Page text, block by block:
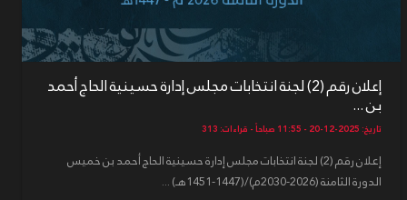
إعلان رقم (2) لجنة انتخابات مجلس إدارة حسينية الحاج أحمد
بن ...
تاريخ: 2025-12-20 - 11:55 صباحاً - قراءات: 313
إعلان رقم (2) لجنة انتخابات مجلس إدارة حسينية الحاج أحمد بن خميس
الدورة الثامنة (2026-2030م)/(1447-1451هـ) ...